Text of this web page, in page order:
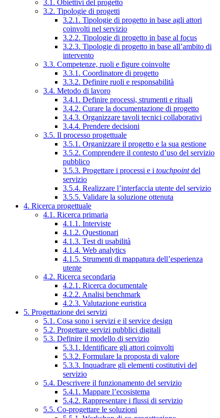
3.1. Obiettivi del progetto
3.2. Tipologie di progetti
3.2.1. Tipologie di progetto in base agli attori
coinvolti nel servizio
3.2.2. Tipologie di progetto in base al focus
3.2.3. Tipologie di progetto in base all’ambito di
intervento
3.3. Competenze, ruoli e figure coinvolte
3.3.1. Coordinatore di progetto
3.3.2. Definire ruoli e responsabilità
3.4. Metodo di lavoro
3.4.1. Definire processi, strumenti e rituali
3.4.2. Curare la documentazione di progetto
3.4.3. Organizzare tavoli tecnici collaborativi
3.4.4. Prendere decisioni
3.5. Il processo progettuale
3.5.1. Organizzare il progetto e la sua gestione
3.5.2. Comprendere il contesto d’uso del servizio
pubblico
3.5.3. Progettare i processi e i touchpointdel
servizio
3.5.4. Realizzare l’interfaccia utente del servizio
3.5.5. Validare la soluzione ottenuta
4. Ricerca progettuale
4.1. Ricerca primaria
4.1.1. Interviste
4.1.2. Questionari
4.1.3. Test di usabilità
4.1.4. Web analytics
4.1.5. Strumenti di mappatura dell’esperienza
utente
4.2. Ricerca secondaria
4.2.1. Ricerca documentale
4.2.2. Analisi benchmark
4.2.3. Valutazione euristica
5. Progettazione dei servizi
5.1. Cosa sono i servizi e il service design
5.2. Progettare servizi pubblici digitali
5.3. Definire il modello di servizio
5.3.1. Identificare gli attori coinvolti
5.3.2. Formulare la proposta di valore
5.3.3. Inquadrare gli elementi costitutivi del
servizio
5.4. Descrivere il funzionamento del servizio
5.4.1. Mappare l’ecosistema
5.4.2. Rappresentare i flussi di servizio
5.5. Co-progettare le soluzioni